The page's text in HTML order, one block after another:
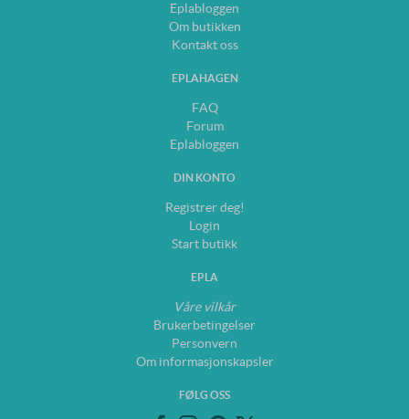
Eplabloggen
Om butikken
Kontakt oss
EPLAHAGEN
FAQ
Forum
Eplabloggen
DIN KONTO
Registrer deg!
Login
Start butikk
EPLA
Våre vilkår
Brukerbetingelser
Personvern
Om informasjonskapsler
FØLG OSS